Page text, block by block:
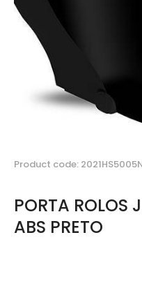
Product code:
PORTA ROLOS
ABS PRETO